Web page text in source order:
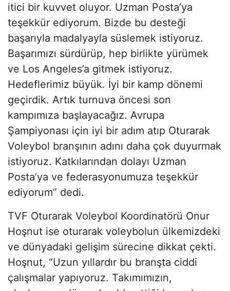
itici bir kuvvet oluyor. Uzman Posta’ya
teşekkür ediyorum. Bizde bu desteği
başarıyla madalyayla süslemek istiyoruz.
Başarımızı sürdürüp, hep birlikte yürümek
ve Los Angeles’a gitmek istiyoruz.
Hedeflerimiz büyük. İyi bir kamp dönemi
geçirdik. Artık turnuva öncesi son
kampımıza başlayacağız. Avrupa
Şampiyonası için iyi bir adım atıp Oturarak
Voleybol branşının adını daha çok duyurmak
istiyoruz. Katkılarından dolayı Uzman
Posta’ya ve federasyonumuza teşekkür
ediyorum” dedi.
TVF Oturarak Voleybol Koordinatörü Onur
Hoşnut ise oturarak voleybolun ülkemizdeki
ve dünyadaki gelişim sürecine dikkat çekti.
Hoşnut, “Uzun yıllardır bu branşta ciddi
çalışmalar yapıyoruz. Takımımızın,